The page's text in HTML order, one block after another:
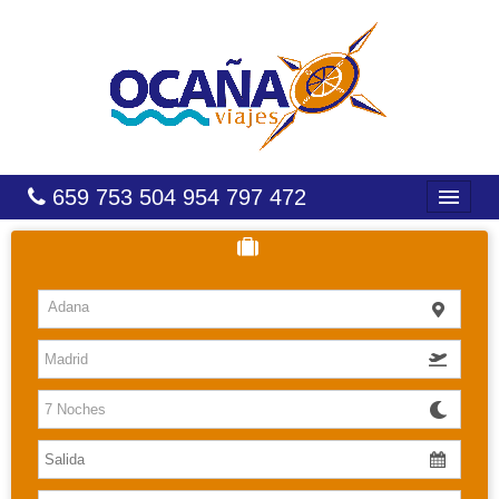
659 753 504 954 797 472
HOTELES
COSTAS
CARIBE
CANARIAS
BALEARES
Adana